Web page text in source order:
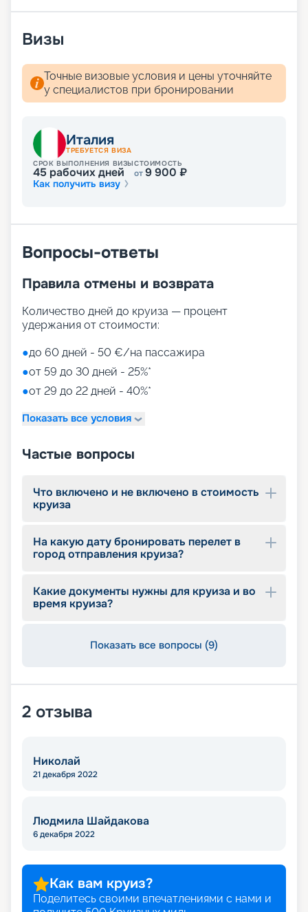
Визы
Точные визовые условия и цены уточняйте
у специалистов при бронировании
Италия
ТРЕБУЕТСЯ ВИЗА
СРОК ВЫПОЛНЕНИЯ ВИЗЫ
45 рабочих дней
СТОИМОСТЬ
от9 900 ₽
Как получить визу
Вопросы-ответы
Правила отмены и возврата
Количество дней до круиза — процент
удержания от стоимости:
●до 60 дней - 50 €/на пассажира
●от 59 до 30 дней - 25%*
●от 29 до 22 дней - 40%*
Показать все условия
Частые вопросы
Что включено и не включено в стоимость
круиза
На какую дату бронировать перелет в
город отправления круиза?
Какие документы нужны для круиза и во
время круиза?
Показать все вопросы (9)
2 отзыва
Николай
21 декабря 2022
Людмила Шайдакова
6 декабря 2022
Как вам круиз?
Поделитесь своими впечатлениями с нами и